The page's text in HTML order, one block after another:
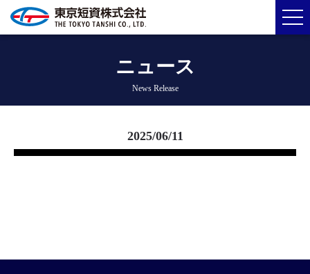
ニュース
News Release
2025/06/11